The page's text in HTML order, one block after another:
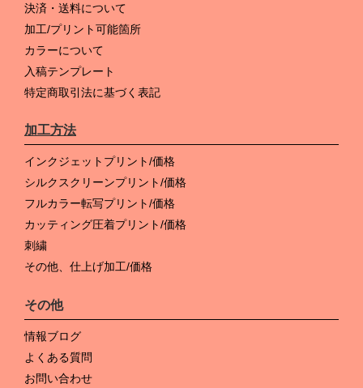
決済・送料について
加工/プリント可能箇所
カラーについて
入稿テンプレート
特定商取引法に基づく表記
加工方法
インクジェットプリント/価格
シルクスクリーンプリント/価格
フルカラー転写プリント/価格
カッティング圧着プリント/価格
刺繍
その他、仕上げ加工/価格
その他
情報ブログ
よくある質問
お問い合わせ